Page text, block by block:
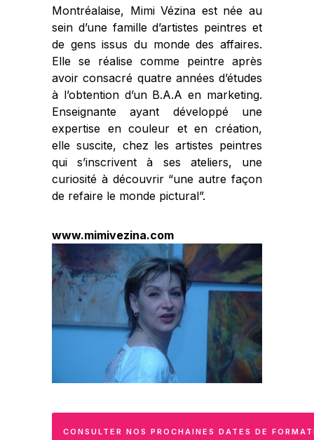
Montréalaise, Mimi Vézina est née au
sein d’une famille d’artistes peintres et
de gens issus du monde des affaires.
Elle se réalise comme peintre après
avoir consacré quatre années d’études
à l’obtention d’un B.A.A en marketing.
Enseignante ayant développé une
expertise en couleur et en création,
elle suscite, chez les artistes peintres
qui s’inscrivent à ses ateliers, une
curiosité à découvrir “une autre façon
de refaire le monde pictural”.
www.mimivezina.com
CONSULTER NOS PROCHAINES DATES DE